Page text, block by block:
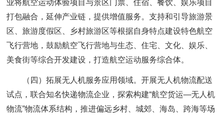
业将航空运动体验项目与景区门票、住宿、餐饮、娱乐项目
打包融合，延伸产业链，提供增值服务。支持和引导旅游景
区、旅游度假区、乡村旅游区等根据自身特点建设特色航空
飞行营地，鼓励航空飞行营地与生态、住宅、文化、娱乐、
美食街等综合开发建设，打造航空运动服务综合体。
（四）拓展无人机服务应用领域。开展无人机物流配送
试点，联合知名快递物流企业，探索构建“航空货运—无人机
物流”物流体系结构，推进偏远乡村、城郊、海岛、跨海等场